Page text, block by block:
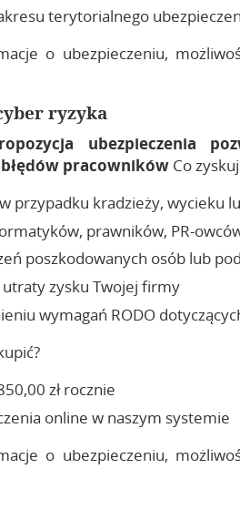
terytorialnego
o ubezpieczeniu,
ryzyka
ubezpieczenia
pracowników Co
przypadku kradzieży, wycieku
prawników, PR-
poszkodowanych osób lub
zysku Twojej firmy
wymagań RODO
zł rocznie
online w naszym systemie
o ubezpieczeniu,